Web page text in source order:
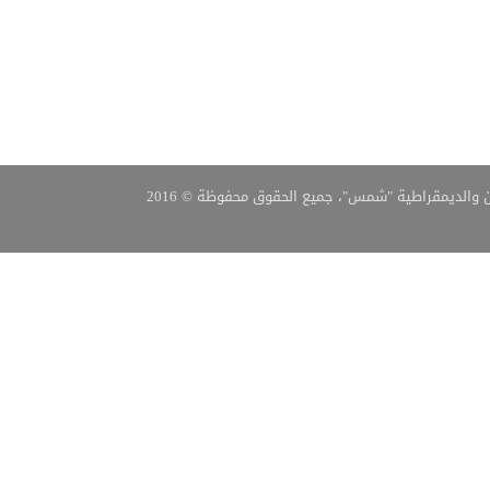
والديمقراطية "شمس"، جميع الحقوق محفوظة © 2016